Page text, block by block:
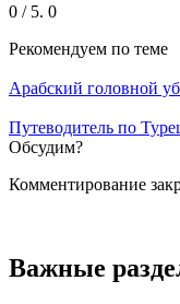
0 / 5. 0
Рекомендуем по теме
Арабский головной
Путеводитель по
Обсудим?
Комментирование
Важные